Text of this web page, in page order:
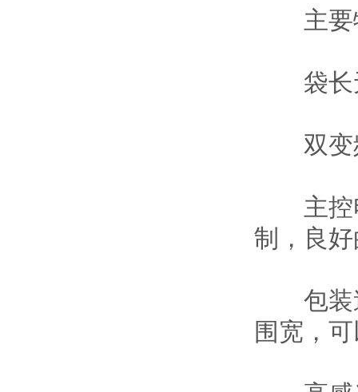
主要
袋长无
双变频
主控电
制，良
包装速
围宽，